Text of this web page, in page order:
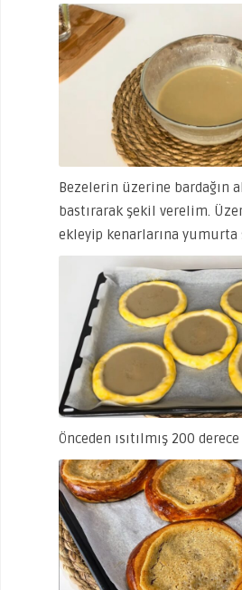
Bezelerin üzerine bardağın
bastırarak şekil verelim.
ekleyip kenarlarına yumurta
Önceden ısıtılmış 200